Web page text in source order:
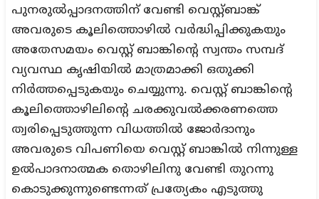
പുനരുൽപ്പാദനത്തിന് വേണ്ടി വെസ്റ്റ്ബാങ്ക്
അവരുടെ കൂലിത്തൊഴിൽ വർദ്ധിപ്പിക്കുകയും
അതേസമയം വെസ്റ്റ് ബാങ്കിന്റെ സ്വന്തം സമ്പദ്
വ്യവസ്ഥ കൃഷിയിൽ മാത്രമാക്കി ഒതുക്കി
നിർത്തപ്പെടുകയും ചെയ്യുന്നു. വെസ്റ്റ് ബാങ്കിന്റെ
കൂലിത്തൊഴിലിന്റെ ചരക്കുവൽക്കരണത്തെ
ത്വരിപ്പെടുത്തുന്ന വിധത്തിൽ ജോർദാനും
അവരുടെ വിപണിയെ വെസ്റ്റ് ബാങ്കിൽ നിന്നുള്ള
ഉൽപാദനാത്മക തൊഴിലിനു വേണ്ടി തുറന്നു
കൊടുക്കുന്നുണ്ടെന്നത് പ്രത്യേകം എടുത്തു